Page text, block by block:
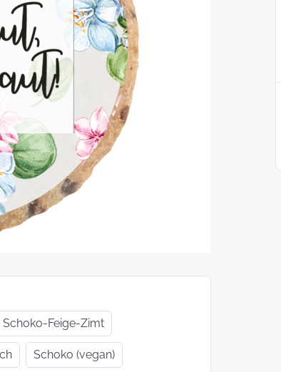
Sind Plätzchen
KEKSE?
Leckere
is real: Unsere
Geschenkideen
zur Einschulung
Schoko-Feige-Zimt
Schoko (vegan)